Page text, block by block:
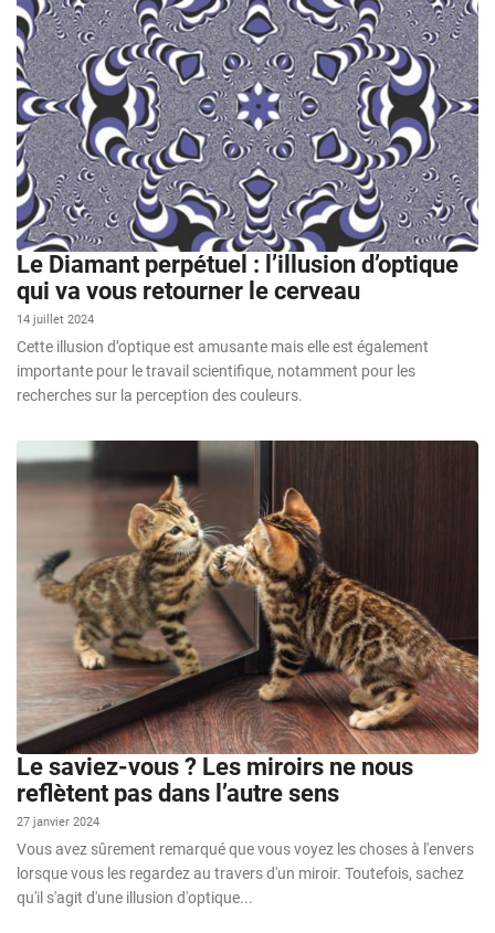
Le Diamant perpétuel : l’illusion d’optique
qui va vous retourner le cerveau
14 juillet 2024
Cette illusion d’optique est amusante mais elle est également
importante pour le travail scientifique, notamment pour les
recherches sur la perception des couleurs.
Le saviez-vous ? Les miroirs ne nous
reflètent pas dans l’autre sens
27 janvier 2024
Vous avez sûrement remarqué que vous voyez les choses à l'envers
lorsque vous les regardez au travers d'un miroir. Toutefois, sachez
qu'il s'agit d'une illusion d'optique...